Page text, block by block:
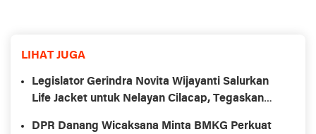
LIHAT JUGA
Legislator Gerindra Novita Wijayanti Salurkan
Life Jacket untuk Nelayan Cilacap, Tegaskan
DPR Danang Wicaksana Minta BMKG Perkuat